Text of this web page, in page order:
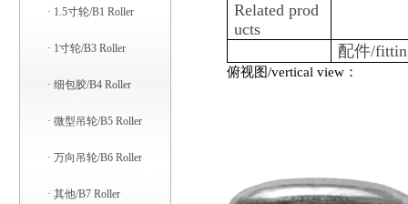
· 1.5寸轮/B1 Roller
· 1寸轮/B3 Roller
· 细包胶/B4 Roller
· 微型吊轮/B5 Roller
· 万向吊轮/B6 Roller
· 其他/B7 Roller
Related prod
ucts
配件/
俯视图/vertical view ：